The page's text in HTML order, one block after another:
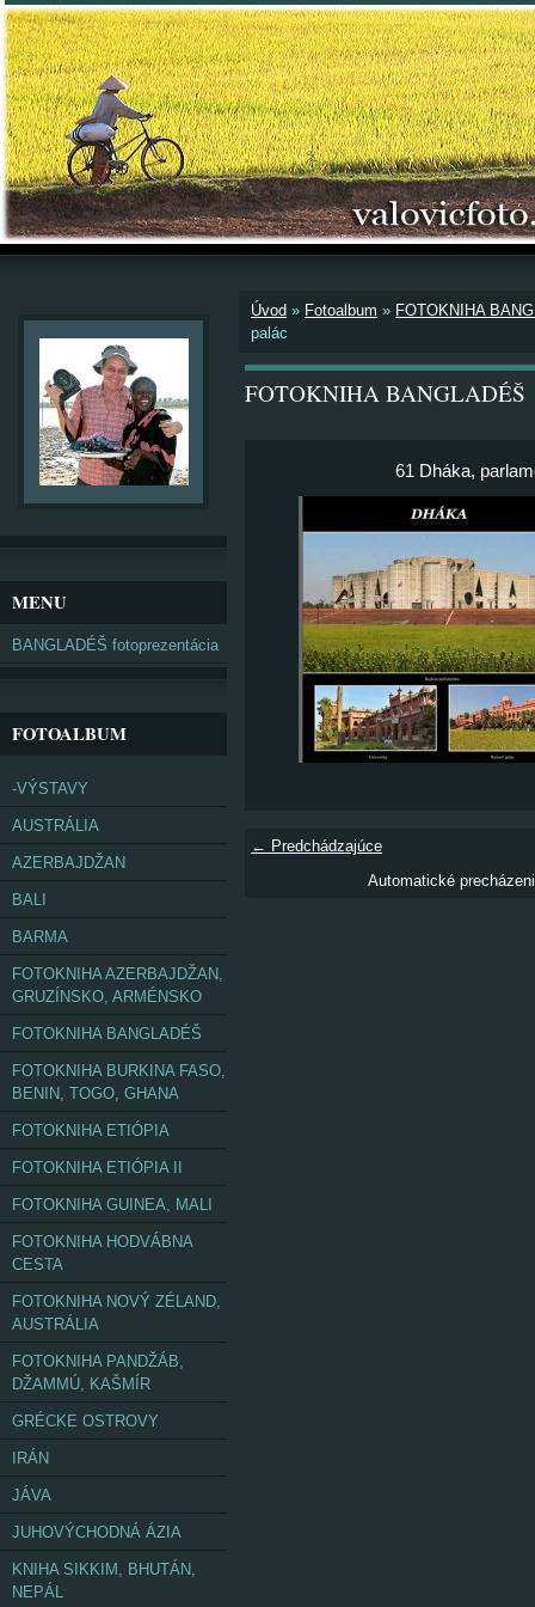
Úvod » Fotoalbum » FOTOKNIHA
palác
FOTOKNIHA BANGLADÉŠ
61 Dháka,
← Predchádzajúce
Automatické
MENU
BANGLADÉŠ fotoprezentácia
FOTOALBUM
-VÝSTAVY
AUSTRÁLIA
AZERBAJDŽAN
BALI
BARMA
FOTOKNIHA AZERBAJDŽAN,
GRUZÍNSKO, ARMÉNSKO
FOTOKNIHA BANGLADÉŠ
FOTOKNIHA BURKINA FASO,
BENIN, TOGO, GHANA
FOTOKNIHA ETIÓPIA
FOTOKNIHA ETIÓPIA II
FOTOKNIHA GUINEA, MALI
FOTOKNIHA HODVÁBNA
CESTA
FOTOKNIHA NOVÝ ZÉLAND,
AUSTRÁLIA
FOTOKNIHA PANDŽÁB,
DŽAMMÚ, KAŠMÍR
GRÉCKE OSTROVY
IRÁN
JÁVA
JUHOVÝCHODNÁ ÁZIA
KNIHA SIKKIM, BHUTÁN,
NEPÁL